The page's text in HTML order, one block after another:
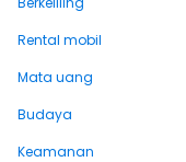
Rental mobil
Mata uang
Budaya
Keamanan